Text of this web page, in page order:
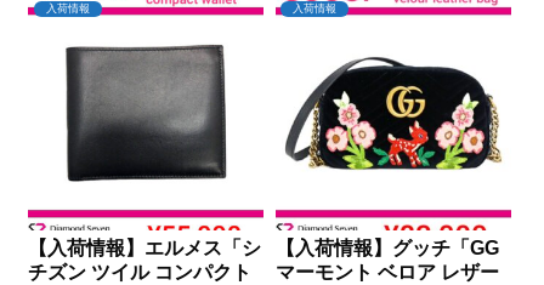
入荷情報
【入荷情報】エルメス「シ
チズン ツイル コンパクト
入荷情報
【入荷情報】グッチ「GG
マーモント ベロア レザー